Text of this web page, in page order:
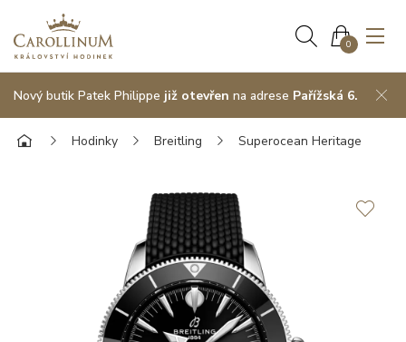
0
Nový butik Patek Philippe již otevřen na adrese Pařížská 6.
Hodinky Breitling Superocean Heritage